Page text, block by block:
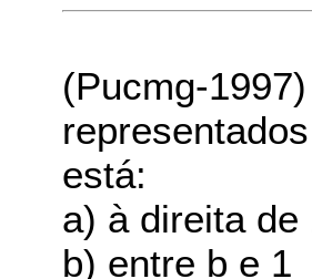
(Pucmg-
está:
a) à direita de
b) entre b e 1